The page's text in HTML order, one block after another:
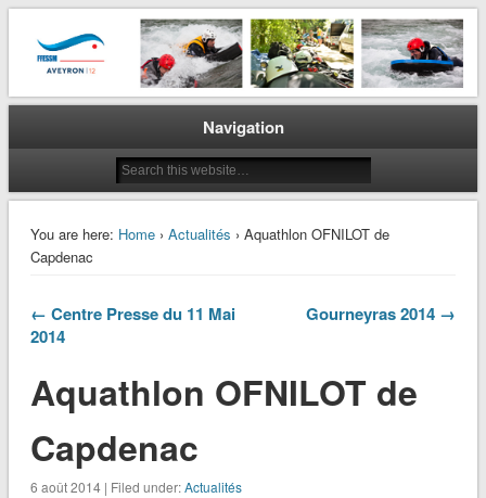
CODEP 12
La plongée en Aveyron…
Navigation
You are here: Home› Actualités › Aquathlon OFNILOT de
Capdenac
← Centre Presse du 11 Mai
2014
Gourneyras 2014 →
Aquathlon OFNILOT de
Capdenac
6 août 2014 | Filed under:Actualités